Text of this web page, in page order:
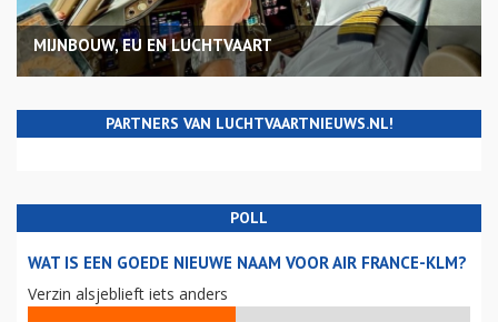
MIJNBOUW, EU EN LUCHTVAART
PARTNERS VAN LUCHTVAARTNIEUWS.NL!
POLL
WAT IS EEN GOEDE NIEUWE NAAM VOOR AIR FRANCE-KLM?
Verzin alsjeblieft iets anders